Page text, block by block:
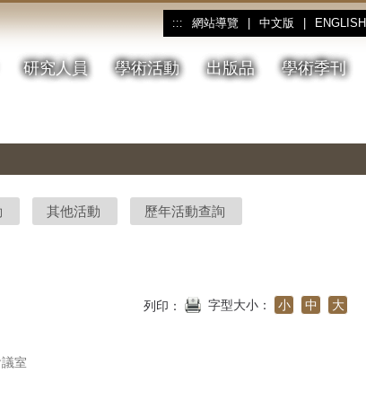
::: 網站導覽 中文版 ENGLISH
研究人員 學術活動 出版品 學術季刊
其他活動 歷年活動查詢
列印： 字型大小： 小 中 大
室